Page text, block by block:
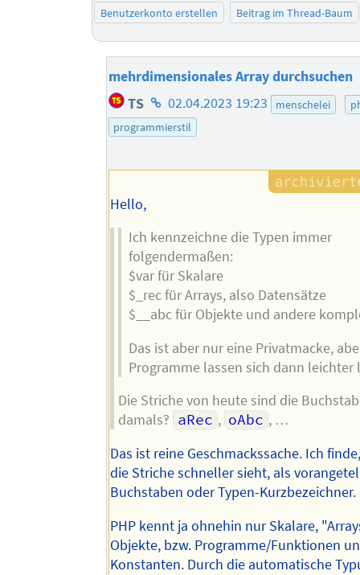
Benutzerkonto erstellen
Beitrag im Thread-Baum
mehrdimensionales Array durchsuchen
TS Homepage
des
02.04.2023 19:23 menschelei
programmierstil
Hello,
Ich kennzeichne die Typen immer
folgendermaßen:
$var für Skalare
$_rec für Arrays, also Datensätze
$__abc für Objekte und andere
Das ist aber nur eine Privatmacke,
Programme lassen sich dann leichter
Die Striche von heute sind die
damals‽ aRec , oAbc , …
Das ist reine Geschmackssache. Ich
die Striche schneller sieht, als
Buchstaben oder Typen-Kurzbezeichner.
PHP kennt ja ohnehin nur Skalare,
Objekte, bzw. Programme/Funktionen
Konstanten. Durch die automatische